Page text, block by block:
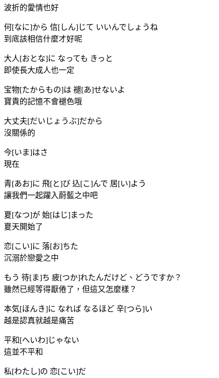
波折的愛情也好
何[なに]から 信[しん]じて いいんでしょうね
到底該相信什麼才好呢
大人[おとな]に なっても きっと
即使長大成人也一定
宝物[たからもの]は 褪[あ]せないよ
寶貴的記憶不會褪色哦
大丈夫[だいじょうぶ]だから
沒關係的
今[いま]はさ
現在
青[あお]に 飛[と]び 込[こ]んで 居[い]よう
讓我們一起躍入蔚藍之中吧
夏[なつ]が 始[はじ]まった
夏天開始了
恋[こい]に 落[お]ちた
沉溺於戀愛之中
もう 待[ま]ち 疲[つか]れたんだけど、どうですか？
雖然已經等得厭倦了，但這又怎麼樣？
本気[ほんき]に なれば なるほど 辛[つら]い
越是認真就越是痛苦
平和[へいわ]じゃない
這並不平和
私[わたし]の 恋[こい]だ